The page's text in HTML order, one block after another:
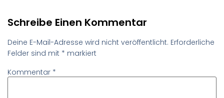
Schreibe Einen Kommentar
Deine E-Mail-Adresse wird nicht veröffentlicht. Erforderliche
Felder sind mit * markiert
Kommentar *